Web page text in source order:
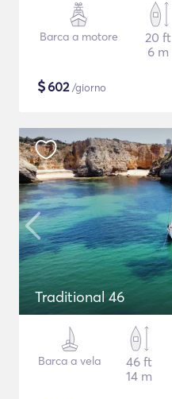
Barca a motore
20 ft
6 m
$602/giorno
Traditional 46
Barca a vela
46 ft
14 m